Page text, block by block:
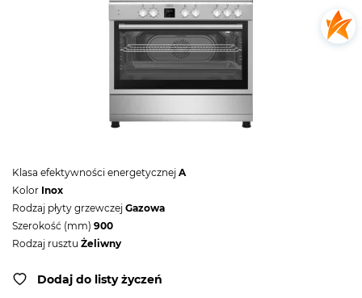
Klasa efektywności energetycznej A
Kolor Inox
Rodzaj płyty grzewczej Gazowa
Szerokość (mm) 900
Rodzaj rusztu Żeliwny
Dodaj do listy życzeń